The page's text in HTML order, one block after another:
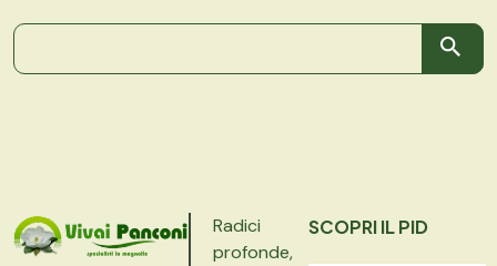
Radici
profonde,
SCOPRI IL PID